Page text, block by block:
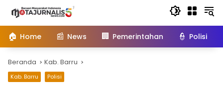
konten
🏠 Home 📰 News 🏢 Pemerintahan 👮 Polisi
Beranda Kab. Barru
Kab. Barru Polisi